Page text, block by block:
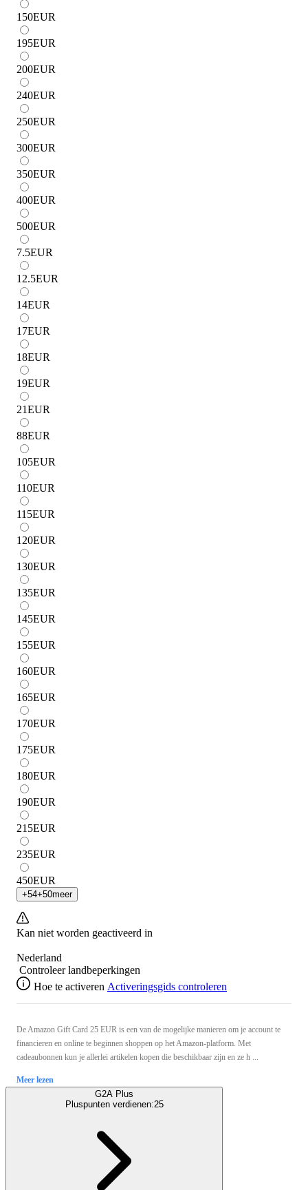
150EUR
195EUR
200EUR
240EUR
250EUR
300EUR
350EUR
400EUR
500EUR
7.5EUR
12.5EUR
14EUR
17EUR
18EUR
19EUR
21EUR
88EUR
105EUR
110EUR
115EUR
120EUR
130EUR
135EUR
145EUR
155EUR
160EUR
165EUR
170EUR
175EUR
180EUR
190EUR
215EUR
235EUR
450EUR
+54+50meer
Kan niet worden geactiveerd in
Nederland
Controleer landbeperkingen
Hoe te activeren Activeringsgids controleren
De Amazon Gift Card 25 EUR is een van de mogelijke manieren om je account te
financieren en online te beginnen shoppen op het Amazon-platform. Met
cadeaubonnen kun je allerlei artikelen kopen die beschikbaar zijn en ze h ...
Meer lezen
G2A Plus
Pluspunten verdienen:25